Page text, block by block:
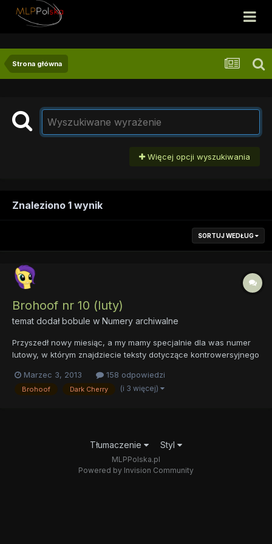
Strona główna
Więcej opcji wyszukiwania
Znaleziono 1 wynik
SORTUJ WEDŁUG
Brohoof nr 10 (luty)
temat dodałbobule w Numery archiwalne
Przyszedł nowy miesiąc, a my mamy specjalnie dla was numer
lutowy, w którym znajdziecie teksty dotyczące kontrowersyjnego
podsumowania sezonu, który jest teraz dla nas tylko historią.
Poza tym wywiad z Dark Cherry na temat szycia pluszaków,
Marzec 3, 2013 158 odpowiedzi
Brohoof Dark Cherry (i 3 więcej)
Tłumaczenie Styl
MLPPolska.pl
Powered by Invision Community